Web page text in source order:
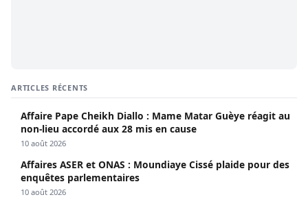
ARTICLES RÉCENTS
Affaire Pape Cheikh Diallo : Mame Matar Guèye réagit au
non-lieu accordé aux 28 mis en cause
10 août 2026
Affaires ASER et ONAS : Moundiaye Cissé plaide pour des
enquêtes parlementaires
10 août 2026